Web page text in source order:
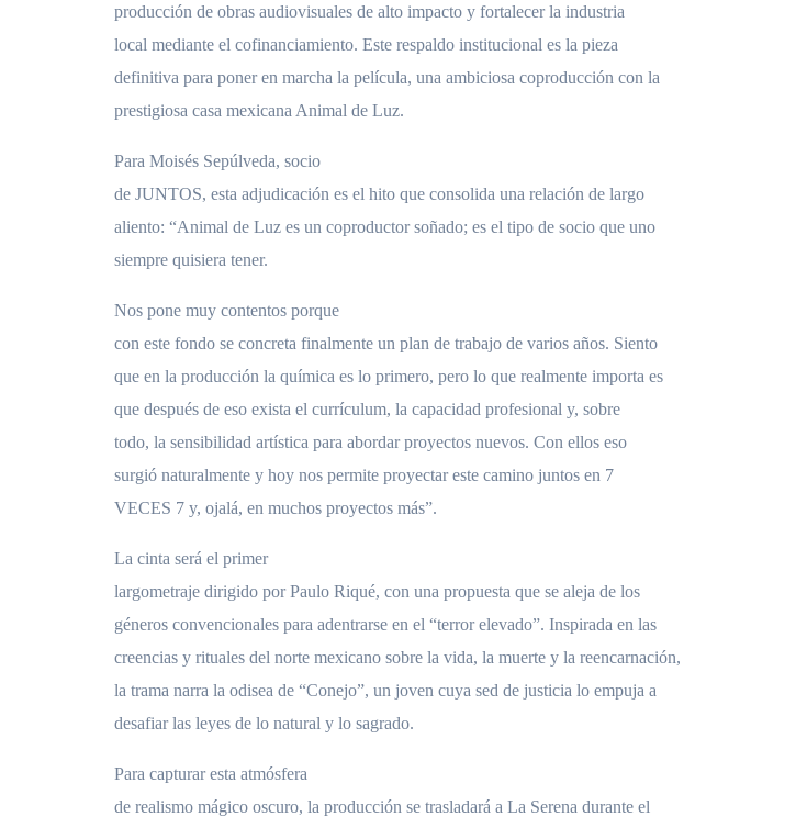
producción de obras audiovisuales de alto impacto y fortalecer la industria
local mediante el cofinanciamiento. Este respaldo institucional es la pieza
definitiva para poner en marcha la película, una ambiciosa coproducción con la
prestigiosa casa mexicana Animal de Luz.
Para Moisés Sepúlveda, socio
de JUNTOS, esta adjudicación es el hito que consolida una relación de largo
aliento: “Animal de Luz es un coproductor soñado; es el tipo de socio que uno
siempre quisiera tener.
Nos pone muy contentos porque
con este fondo se concreta finalmente un plan de trabajo de varios años. Siento
que en la producción la química es lo primero, pero lo que realmente importa es
que después de eso exista el currículum, la capacidad profesional y, sobre
todo, la sensibilidad artística para abordar proyectos nuevos. Con ellos eso
surgió naturalmente y hoy nos permite proyectar este camino juntos en 7
VECES 7 y, ojalá, en muchos proyectos más”.
La cinta será el primer
largometraje dirigido por Paulo Riqué, con una propuesta que se aleja de los
géneros convencionales para adentrarse en el “terror elevado”. Inspirada en las
creencias y rituales del norte mexicano sobre la vida, la muerte y la reencarnación,
la trama narra la odisea de “Conejo”, un joven cuya sed de justicia lo empuja a
desafiar las leyes de lo natural y lo sagrado.
Para capturar esta atmósfera
de realismo mágico oscuro, la producción se trasladará a La Serena durante el